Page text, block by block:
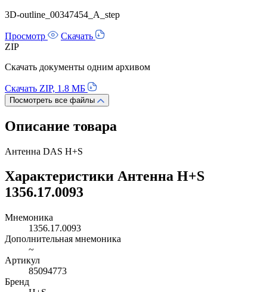
3D-outline_00347454_A_step
Просмотр
Скачать
ZIP
Скачать документы одним архивом
Скачать ZIP, 1.8 МБ
Посмотреть все файлы
Описание товара
Антенна DAS H+S
Характеристики Антенна H+S
1356.17.0093
Мнемоника
1356.17.0093
Дополнительная мнемоника
~
Артикул
85094773
Бренд